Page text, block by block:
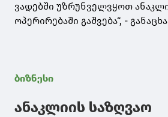
ვადებში უზრუნველვყოთ
ოპერირებაში გაშვება“, -
ბიზნესი
ანაკლიის საზღვაო